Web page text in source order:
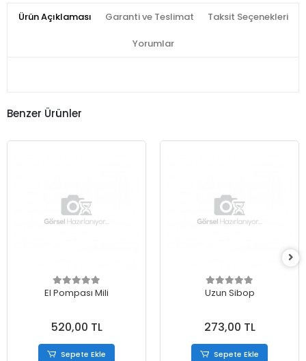
Ürün Açıklaması Garanti ve Teslimat Taksit Seçenekleri
Yorumlar
Benzer Ürünler
El Pompası Mili
520,00 TL
Sepete Ekle
Uzun Sibop
273,00 TL
Sepete Ekle